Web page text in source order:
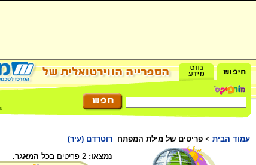
עמוד הבית > פריטים של מילת המפתח רוטרדם (עיר)
נמצאו: בכל המאגר.